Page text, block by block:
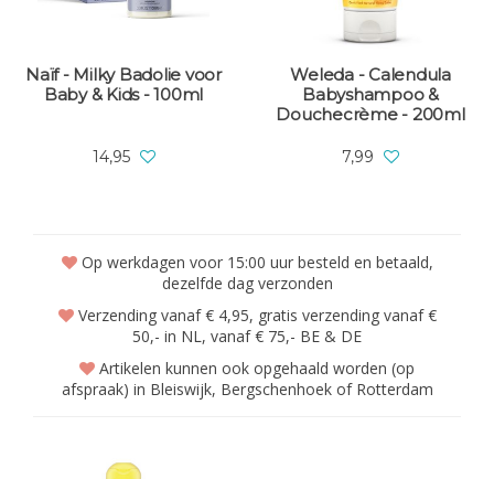
Naïf - Milky Badolie voor
Baby & Kids - 100ml
14,95
Weleda - Calendula
Babyshampoo &
Douchecrème - 200ml
7,99
Op werkdagen voor 15:00 uur besteld en betaald,
dezelfde dag verzonden
Verzending vanaf € 4,95, gratis verzending vanaf €
50,- in NL, vanaf € 75,- BE & DE
Artikelen kunnen ook opgehaald worden (op
afspraak) in Bleiswijk, Bergschenhoek of Rotterdam